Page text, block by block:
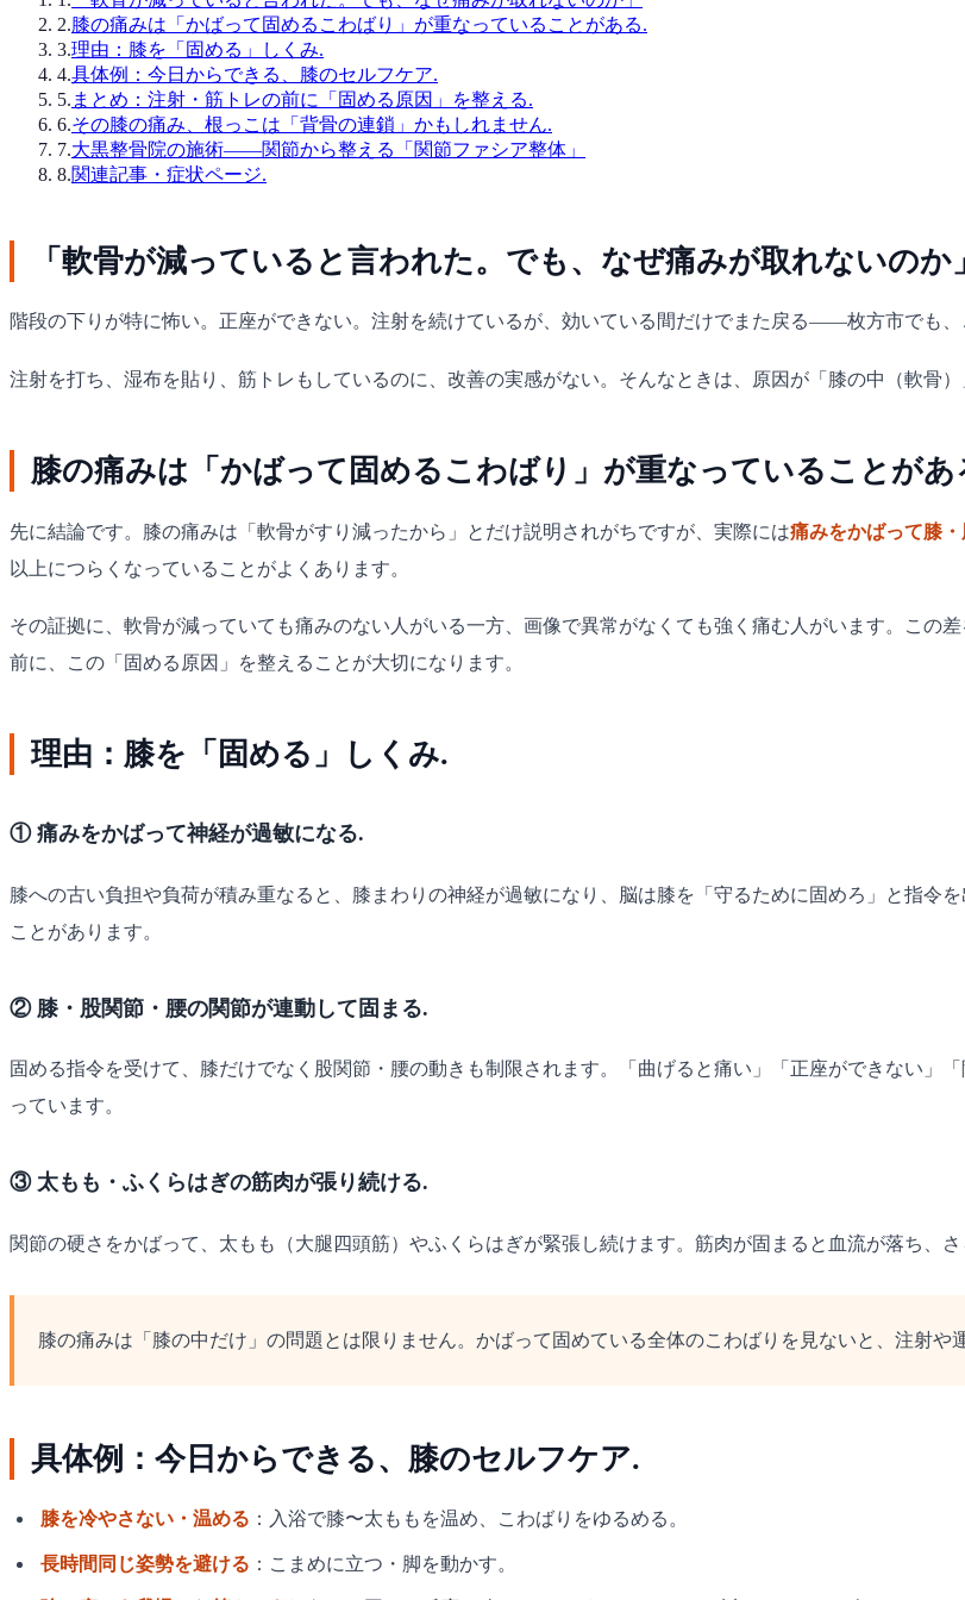
2.膝の痛みは「かばって固めるこわばり」が重なっていることがある.
3.理由：膝を「固める」しくみ.
4.具体例：今日からできる、膝のセルフケア.
5. まとめ：注射・筋トレの前に「固める原因」を整える.
6.その膝の痛み、根っこは「背骨の連鎖」かもしれません.
7.大黒整骨院の施術——関節から整える「関節ファシア整体」
8.関連記事・症状ページ.
「軟骨が減っていると言われた。でも、なぜ痛みが取れないのか」
階段の下りが特に怖い。正座ができない。注射を続けているが、効いている間だけでまた戻る——枚方市でも、
注射を打ち、湿布を貼り、筋トレもしているのに、改善の実感がない。そんなときは、原因が「膝の中（軟骨）
膝の痛みは「かばって固めるこわばり」が重なっていることがあ
先に結論です。膝の痛みは「軟骨がすり減ったから」とだけ説明されがちですが、実際には痛みをかばって膝
以上につらくなっていることがよくあります。
その証拠に、軟骨が減っていても痛みのない人がいる一方、画像で異常がなくても強く痛む人がいます。この差
前に、この「固める原因」を整えることが大切になります。
理由：膝を「固める」しくみ.
① 痛みをかばって神経が過敏になる.
膝への古い負担や負荷が積み重なると、膝まわりの神経が過敏になり、脳は膝を「守るために固めろ」と指令
ことがあります。
② 膝・股関節・腰の関節が連動して固まる.
固める指令を受けて、膝だけでなく股関節・腰の動きも制限されます。「曲げると痛い」「正座ができない」
っています。
③ 太もも・ふくらはぎの筋肉が張り続ける.
関節の硬さをかばって、太もも（大腿四頭筋）やふくらはぎが緊張し続けます。筋肉が固まると血流が落ち、
膝の痛みは「膝の中だけ」の問題とは限りません。かばって固めている全体のこわばりを見ないと、注射や
具体例：今日からできる、膝のセルフケア.
膝を冷やさない・温める ：入浴で膝〜太ももを温め、こわばりをゆるめる。
長時間同じ姿勢を避ける ：こまめに立つ・脚を動かす。